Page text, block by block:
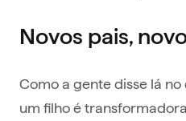
Novos pais,
Como a gente disse lá
um filho é